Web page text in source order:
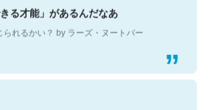
る才能」があるんだなあ
られるかい？ by ラーズ・ヌートバー